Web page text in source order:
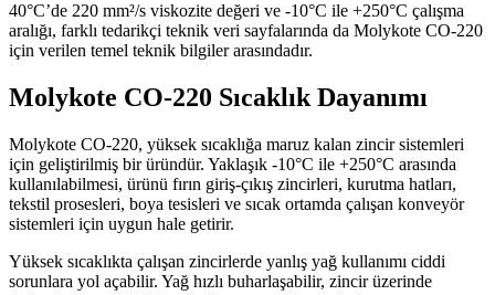
40°C’de 220 mm²/s viskozite değeri ve -10°C ile +250°C çalışma
aralığı, farklı tedarikçi teknik veri sayfalarında da Molykote CO-220
için verilen temel teknik bilgiler arasındadır.
Molykote CO-220 Sıcaklık Dayanımı
Molykote CO-220, yüksek sıcaklığa maruz kalan zincir sistemleri
için geliştirilmiş bir üründür. Yaklaşık -10°C ile +250°C arasında
kullanılabilmesi, ürünü fırın giriş-çıkış zincirleri, kurutma hatları,
tekstil prosesleri, boya tesisleri ve sıcak ortamda çalışan konveyör
sistemleri için uygun hale getirir.
Yüksek sıcaklıkta çalışan zincirlerde yanlış yağ kullanımı ciddi
sorunlara yol açabilir. Yağ hızlı buharlaşabilir, zincir üzerinde